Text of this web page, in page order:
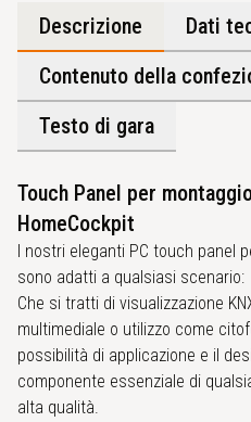
Descrizione
Dati
Contenuto della
Testo di gara
Touch Panel per
HomeCockpit
I nostri eleganti PC touch panel
sono adatti a qualsiasi scenario:
Che si tratti di visualizzazione
multimediale o utilizzo come
possibilità di applicazione e il
componente essenziale di
alta qualità.